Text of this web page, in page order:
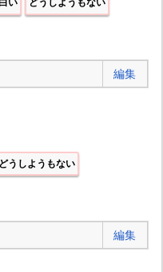
い どうしようもない
編集
どうしようもない
編集